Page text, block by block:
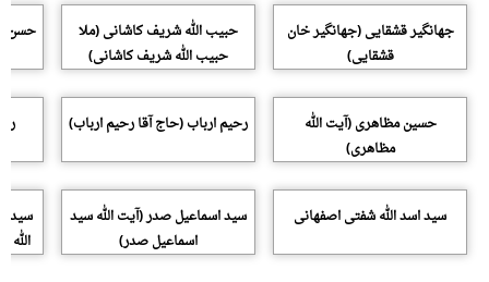
جهانگیر قشقایی (جهانگیر خان
قشقایی)
حبیب الله شریف کاشانی (ملا
حبیب الله شریف کاشانی)
حسن
حسین مظاهری (آیت الله
مظاهری)
رحیم ارباب (حاج آقا رحیم ارباب)
سید اسد الله شفتی اصفهانی
سید اسماعیل صدر (آیت الله سید
اسماعیل صدر)
سید
الله